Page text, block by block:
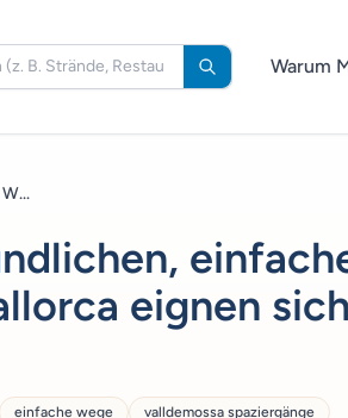
Warum
eignen
einfache wege
valldemossa spaziergänge